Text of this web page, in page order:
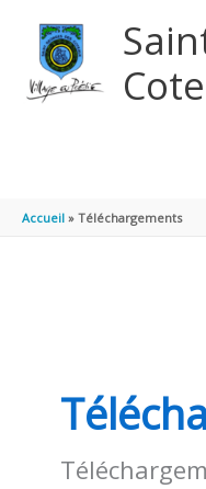
Accueil Téléchargements